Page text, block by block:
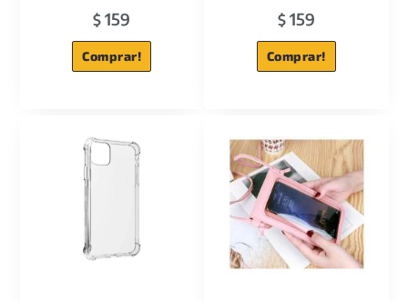
$ 159
Comprar!
$159
Comprar!